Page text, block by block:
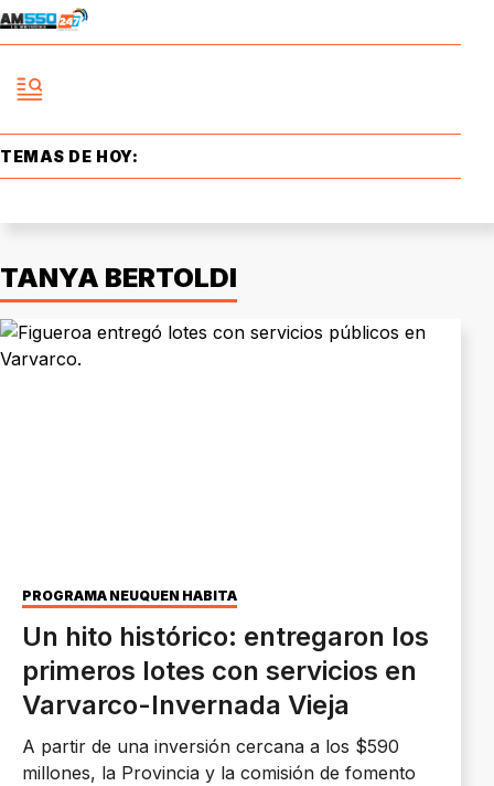
TEMAS DE HOY:
TANYA BERTOLDI
PROGRAMA NEUQUÉN HABITA
Un hito histórico: entregaron los
primeros lotes con servicios en
Varvarco-Invernada Vieja
A partir de una inversión cercana a los $590
millones, la Provincia y la comisión de fomento